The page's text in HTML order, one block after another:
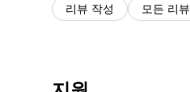
리뷰 작성 모든 리뷰